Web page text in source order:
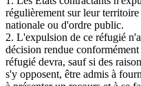
régulièrement sur leur
nationale ou d'ordre public.
2. L'expulsion de ce réfugié
décision rendue
réfugié devra, sauf si des
s'y opposent, être admis à